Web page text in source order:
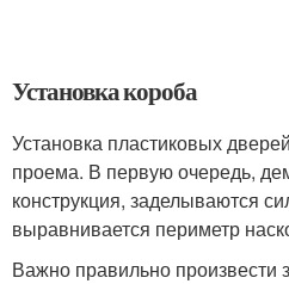
Установка короба
Установка пластиковых
проема. В первую очередь,
конструкция, заделываются
выравнивается периметр
Важно правильно произвести